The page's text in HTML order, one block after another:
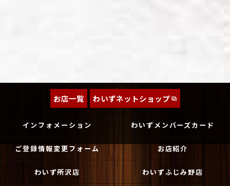
お店一覧 わいずネットショップ
インフォメーション わいずメンバーズカード
ご登録情報変更フォーム お店紹介
わいず所沢店 わいずふじみ野店